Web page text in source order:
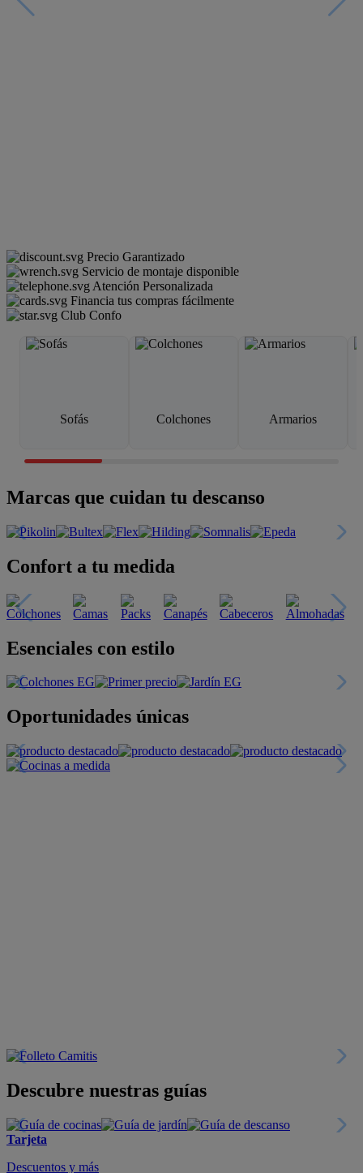
Precio Garantizado
Servicio de montaje disponible
Atención Personalizada
Financia tus compras fácilmente
Club Confo
Sofás Colchones Armarios
Marcas que cuidan tu descanso
Confort a tu medida
Esenciales con estilo
Oportunidades únicas
Descubre nuestras guías
Tarjeta
Descuentos y más